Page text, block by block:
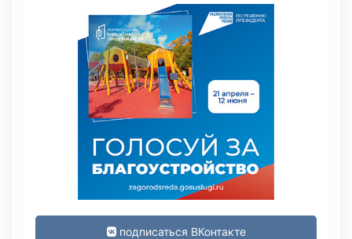
подписаться ВКонтакте